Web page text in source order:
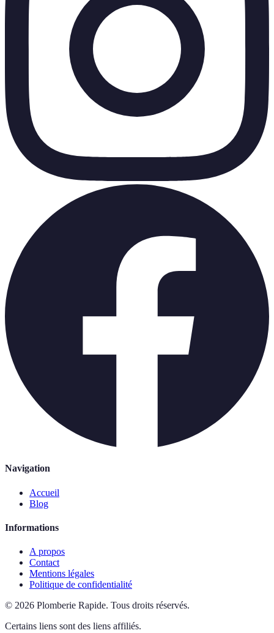
Navigation
Accueil
Blog
Informations
A propos
Contact
Mentions légales
Politique de confidentialité
© 2026 Plomberie Rapide. Tous droits réservés.
Certains liens sont des liens affiliés.